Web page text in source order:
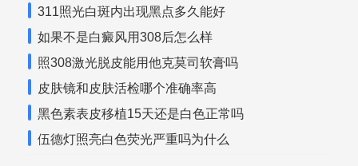
311照光白斑内出现黑点多久能好
如果不是白癜风用308后怎么样
照308激光脱皮能用他克莫司软膏吗
皮肤镜和皮肤活检哪个准确率高
黑色素表皮移植15天还是白色正常吗
伍德灯照亮白色荧光严重吗为什么